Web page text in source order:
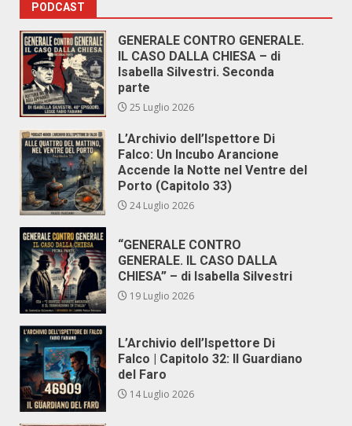
PODCAST
GENERALE CONTRO GENERALE.
IL CASO DALLA CHIESA – di
Isabella Silvestri. Seconda
parte
25 Luglio 2026
L’Archivio dell’Ispettore Di
Falco: Un Incubo Arancione
Accende la Notte nel Ventre del
Porto (Capitolo 33)
24 Luglio 2026
“GENERALE CONTRO
GENERALE. IL CASO DALLA
CHIESA” – di Isabella Silvestri
19 Luglio 2026
L’Archivio dell’Ispettore Di
Falco | Capitolo 32: Il Guardiano
del Faro
14 Luglio 2026